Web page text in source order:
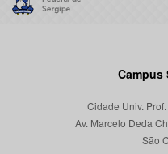
Campus
Cidade Univ.
Av. Marcelo Deda
São